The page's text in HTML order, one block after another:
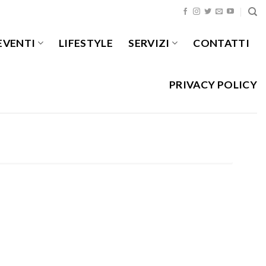
LIFESTYLE SERVIZI CONTATTI
PRIVACY POLICY